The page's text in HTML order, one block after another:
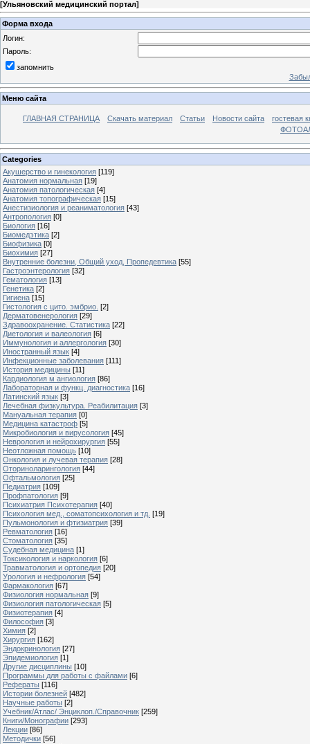
[Ульяновский медицинский портал]
Форма входа
Логин:
Пароль:
запомнить
Меню сайта
ГЛАВНАЯ СТРАНИЦА Скачать материал Статьи Новости сайта
гостевая
Categories
Акушерство и гинекология [119]
Анатомия нормальная [19]
Анатомия патологическая [4]
Анатомия топографическая [15]
Анестизиология и реаниматология [43]
Антропология [0]
Биология [16]
Биомедэтика [2]
Биофизика [0]
Биохимия [27]
Внутренние болезни, Общий уход, Пропедевтика [55]
Гастроэнтерология [32]
Гематология [13]
Генетика [2]
Гигиена [15]
Гистология с цито. эмбрио. [2]
Дерматовенерология [29]
Здравоохранение. Статистика [22]
Диетология и валеология [6]
Иммунология и аллергология [30]
Иностранный язык [4]
Инфекционные заболевания [111]
История медицины [11]
Кардиология м ангиология [86]
Лабораторная и функц. диагностика [16]
Латинский язык [3]
Лечебная физкультура. Реабилитация [3]
Мануальная терапия [0]
Медицина катастроф [5]
Микробиология и вирусология [45]
Неврология и нейрохирургия [55]
Неотложная помощь [10]
Онкология и лучевая терапия [28]
Оториноларингология [44]
Офтальмология [25]
Педиатрия [109]
Профпатология [9]
Психиатрия Психотерапия [40]
Психология мед., соматопсихология и тд. [19]
Пульмонология и фтизиатрия [39]
Ревматология [16]
Стоматология [35]
Судебная медицина [1]
Токсикология и наркология [6]
Травматология и ортопедия [20]
Урология и нефрология [54]
Фармакология [67]
Физиология нормальная [9]
Физиология патологическая [5]
Физиотерапия [4]
Философия [3]
Химия [2]
Хирургия [162]
Эндокринология [27]
Эпидемиология [1]
Другие дисциплины [10]
Программы для работы с файлами [6]
Рефераты [116]
Истории болезней [482]
Научные работы [2]
Учебник/Атлас/ Энциклоп./Справочник [259]
Книги/Монографии [293]
Лекции [86]
Методички [56]